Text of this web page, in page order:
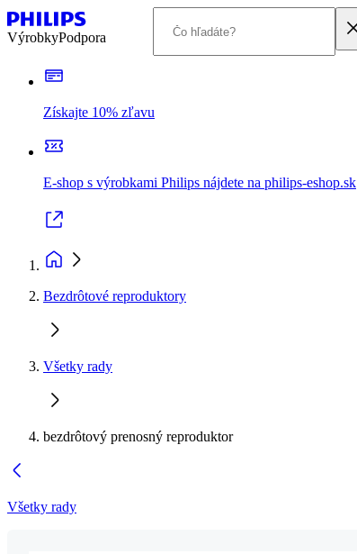
VýrobkyPodpora
Získajte 10% zľavu
E-shop s výrobkami Philips nájdete na philips-eshop.sk
Bezdrôtové reproduktory
Všetky rady
bezdrôtový prenosný reproduktor
Všetky rady